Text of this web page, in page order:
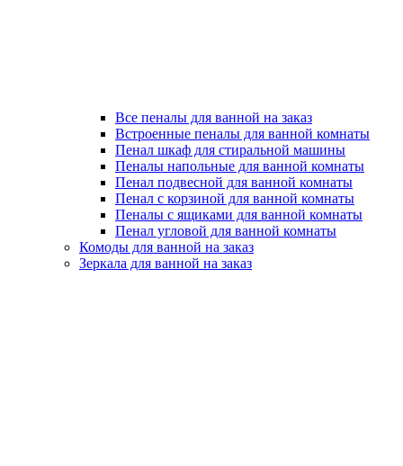
Все пеналы для ванной на заказ
Встроенные пеналы для ванной комнаты
Пенал шкаф для стиральной машины
Пеналы напольные для ванной комнаты
Пенал подвесной для ванной комнаты
Пенал с корзиной для ванной комнаты
Пеналы с ящиками для ванной комнаты
Пенал угловой для ванной комнаты
Комоды для ванной на заказ
Зеркала для ванной на заказ